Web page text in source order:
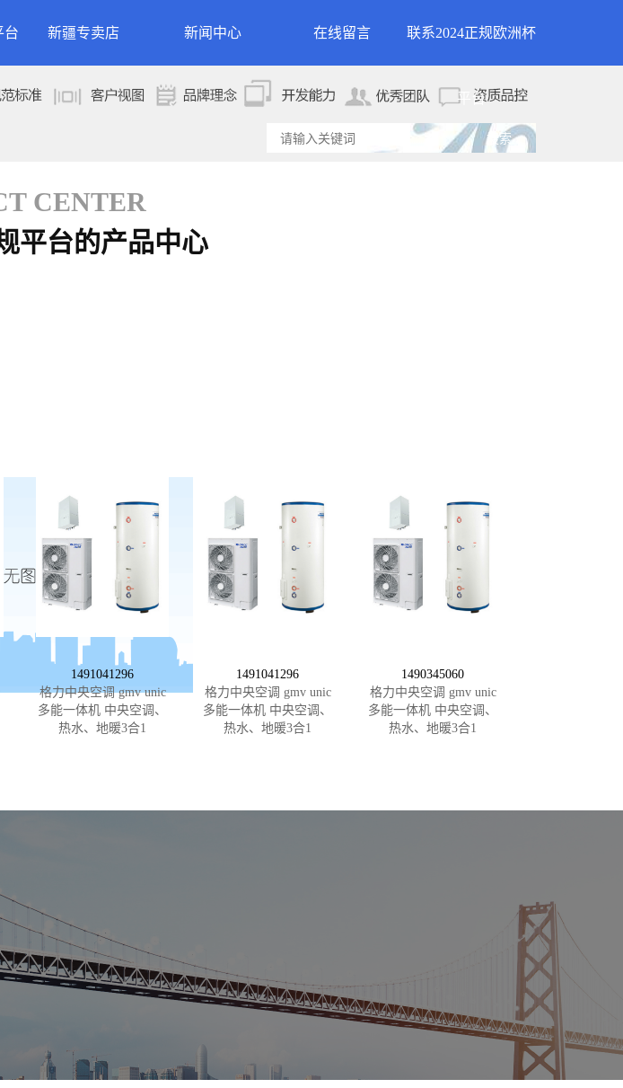
台 新疆专卖店 新闻中心 在线留言 联系2024正规欧洲杯
平台
CENTER
平台的产品中心
1491041296
格力中央空调 gmv unic
多能一体机 中央空调、
热水、地暖3合1
1491041296
格力中央空调 gmv unic
多能一体机 中央空调、
热水、地暖3合1
1490345060
格力中央空调 gmv unic
多能一体机 中央空调、
热水、地暖3合1